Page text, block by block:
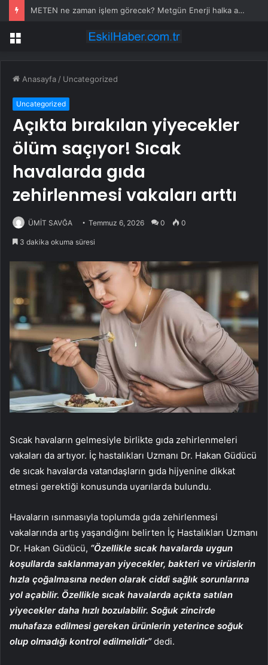
METEN ne zaman işlem görecek? Metgün Enerji halka arz kaç lot verdi?
Menü
Anasayfa / Uncategorized
Uncategorized
Açıkta bırakılan yiyecekler
ölüm saçıyor! Sıcak
havalarda gıda
zehirlenmesi vakaları arttı
ÜMİT SAVĞA Temmuz 6, 2026 0 0
3 dakika okuma süresi
Sıcak havaların gelmesiyle birlikte gıda zehirlenmeleri
vakaları da artıyor. İç hastalıkları Uzmanı Dr. Hakan Güdücü
de sıcak havalarda vatandaşların gıda hijyenine dikkat
etmesi gerektiği konusunda uyarılarda bulundu.
Havaların ısınmasıyla toplumda gıda zehirlenmesi
vakalarında artış yaşandığını belirten İç Hastalıkları Uzmanı
Dr. Hakan Güdücü, “Özellikle sıcak havalarda uygun
koşullarda saklanmayan yiyecekler, bakteri ve virüslerin
hızla çoğalmasına neden olarak ciddi sağlık sorunlarına
yol açabilir. Özellikle sıcak havalarda açıkta satılan
yiyecekler daha hızlı bozulabilir. Soğuk zincirde
muhafaza edilmesi gereken ürünlerin yeterince soğuk
olup olmadığı kontrol edilmelidir”dedi.